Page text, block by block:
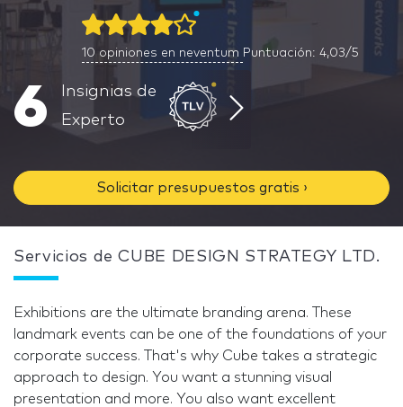
10 opiniones en neventum Puntuación: 4,03/5
6
Insignias de
Experto
Solicitar presupuestos gratis ›
Servicios de CUBE DESIGN STRATEGY LTD.
Exhibitions are the ultimate branding arena. These
landmark events can be one of the foundations of your
corporate success. That's why Cube takes a strategic
approach to design. You want a stunning visual
presentation and more. You also want excellent